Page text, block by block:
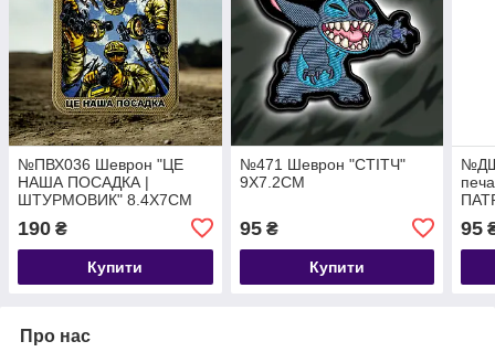
№ПВХ036 Шеврон "ЦЕ
НАША ПОСАДКА |
ШТУРМОВИК" 8.4Х7СМ
190 ₴
Купити
№471 Шеврон "СТІТЧ"
9Х7.2СМ
95₴
Купити
95
Про нас